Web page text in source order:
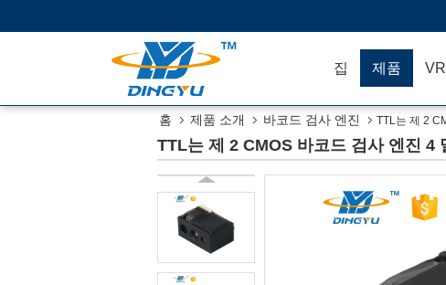
집 제품
홈 제품 소개 바코드 검사 엔진 TTL는 제 2
TTL는 제 2 CMOS 바코드 검사 엔진 4